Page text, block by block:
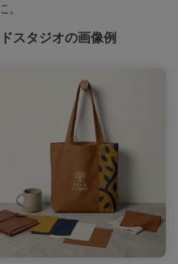
スタジオの画像例